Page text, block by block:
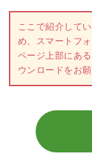
ここで紹介して
め、スマートフ
ページ上部にあ
ウンロードをお願